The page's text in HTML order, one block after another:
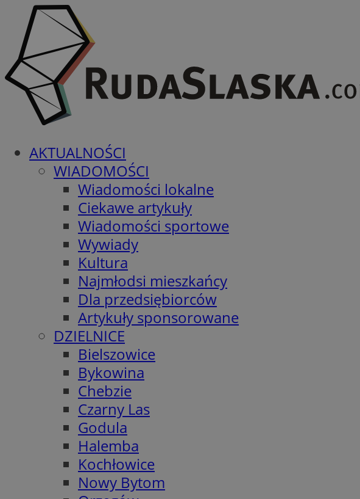
AKTUALNOŚCI
WIADOMOŚCI
Wiadomości lokalne
Ciekawe artykuły
Wiadomości sportowe
Wywiady
Kultura
Najmłodsi mieszkańcy
Dla przedsiębiorców
Artykuły sponsorowane
DZIELNICE
Bielszowice
Bykowina
Chebzie
Czarny Las
Godula
Halemba
Kochłowice
Nowy Bytom